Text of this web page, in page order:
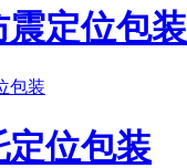
震定位包装
位包装